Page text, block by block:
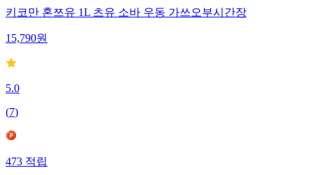
키코만 혼쯔유 1L 츠유 소바 우동 가쓰오부시간장
15,790원
5.0
(7)
473적립